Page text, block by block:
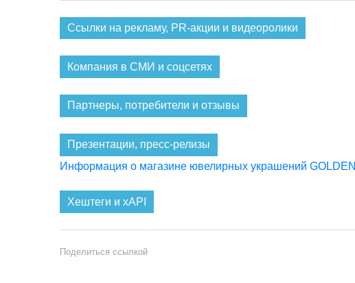
Ссылки на рекламу, PR-акции и видеоролики
Компания в СМИ и соцсетях
Партнеры, потребители и отзывы
Презентации, пресс-релизы
Информация о магазине ювелирных украшений GOLDEN
Хештеги и xAPI
Поделиться ссылкой